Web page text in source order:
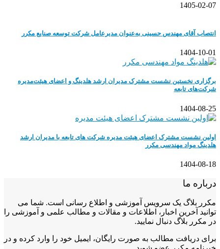
1405-02-07
انتصاب آقای مهندس حسینی به‌عنوان مدیرعامل شرکت توسعه صنایع مکرر
1404-10-01
برگزاری نخستین نشست مشترک مدیران ارشد هلدینگ و اعضای هیئت‌مدیره
شرکت‌های تابعه
1404-08-25
اولین نشست مشترک اعضای هیئت مدیره شرکت های تابعه با مدیران ارشد
هلدینگ مواد مهندسی مکرر
1404-08-18
درباره ما
مکرر بلاگ یک سرویس آموزشی و اطلاع رسانی است. شما می
توانید آخرین اخبار، اطلاعات و مقالات و مطالب علمی و آموزشی را
در مکرر بلاگ دنبال نمایید.
برای دریافت مطالب به صورت رایگان، ایمیل خود را وارد کرده و در